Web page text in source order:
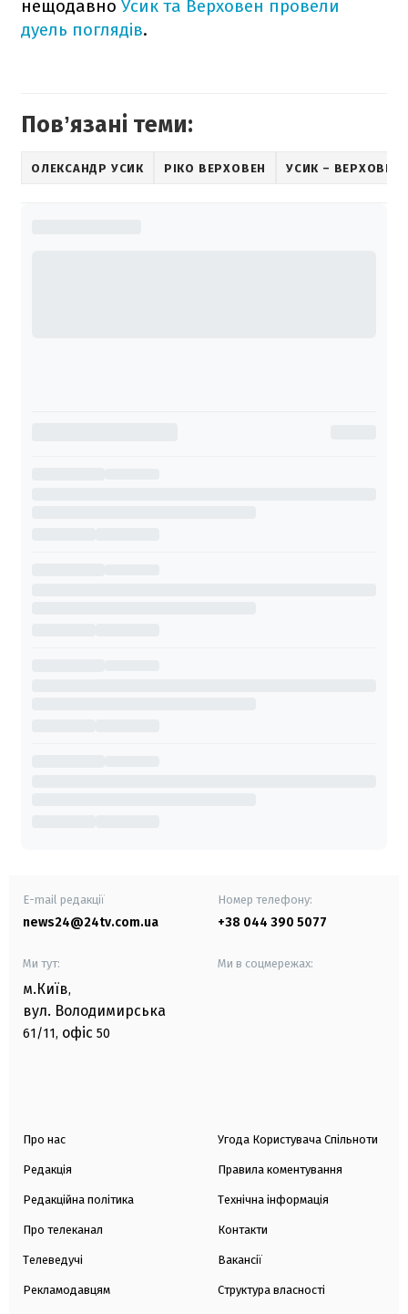
нещодавно Усик та Верховен провели
дуель поглядів.
Повʼязані теми:
ОЛЕКСАНДР УСИК РІКО ВЕРХОВЕН УСИК – ВЕРХОВЕН
E-mail редакції
news24@24tv.com.ua
Номер телефону:
+38 044 390 5077
Ми тут:
м.Київ,
вул. Володимирська
61/11, офіс 50
Ми в соцмережах:
Про нас
Редакція
Редакційна політика
Про телеканал
Телеведучі
Рекламодавцям
Угода Користувача Спільноти
Правила коментування
Технічна інформація
Контакти
Вакансії
Структура власності